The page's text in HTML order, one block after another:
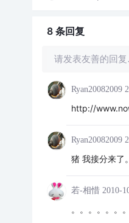
8 条回复
请发表友善的回
Ryan20082009
http://
Ryan20082009
猪 我接分来了
若-相惜 2010-
。。。。。。